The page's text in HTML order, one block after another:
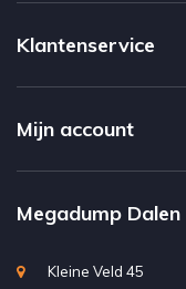
Klantenservice
Mijn account
Megadump Dalen
Kleine Veld 45